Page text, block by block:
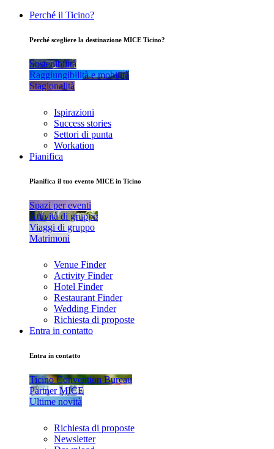
Perché il Ticino?
Perché scegliere la destinazione MICE Ticino?
Sostenibilità
Raggiungibilità e mobilità
Stagionalità
Ispirazioni
Success stories
Settori di punta
Workation
Pianifica
Pianifica il tuo evento MICE in Ticino
Spazi per eventi
Attività di gruppo
Viaggi di gruppo
Matrimoni
Venue Finder
Activity Finder
Hotel Finder
Restaurant Finder
Wedding Finder
Richiesta di proposte
Entra in contatto
Entra in contatto
Ticino Convention Bureau
Partner MICE
Ultime novità
Richiesta di proposte
Newsletter